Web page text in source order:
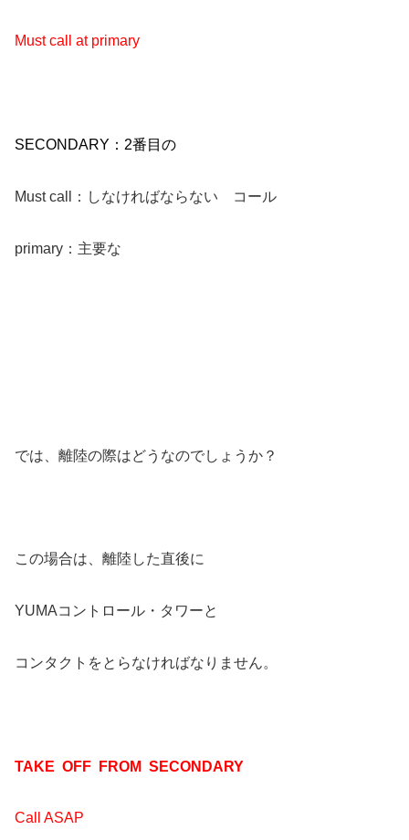
Must call at primary
SECONDARY：2番目の
Must call：しなければならない コール
primary：主要な
では、離陸の際はどうなのでしょうか？
この場合は、離陸した直後に
YUMAコントロール・タワーと
コンタクトをとらなければなりません。
TAKE OFF FROM SECONDARY
Call ASAP